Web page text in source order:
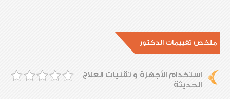
ملخص تقييمات الدكتور
استخدام الأجهزة و تقنيات العلاج
الحديثة